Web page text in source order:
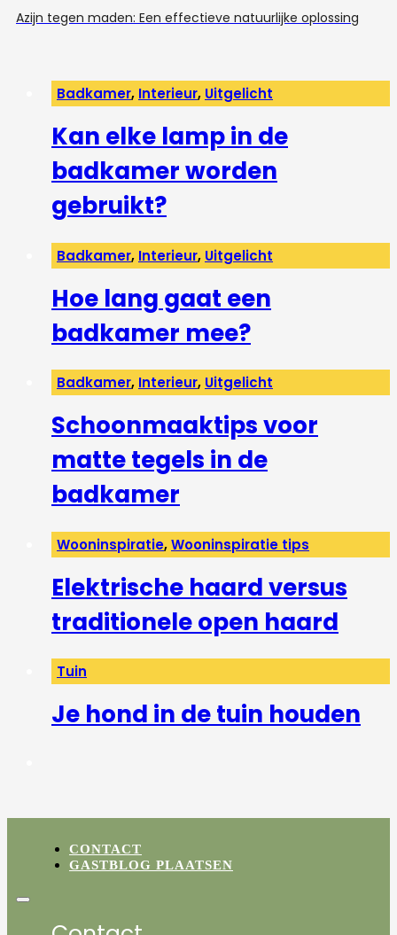
Azijn tegen maden: Een effectieve natuurlijke oplossing
Badkamer, Interieur, Uitgelicht
Kan elke lamp in de
badkamer worden
gebruikt?
Badkamer, Interieur, Uitgelicht
Hoe lang gaat een
badkamer mee?
Badkamer, Interieur, Uitgelicht
Schoonmaaktips voor
matte tegels in de
badkamer
Wooninspiratie,Wooninspiratie tips
Elektrische haard versus
traditionele open haard
Tuin
Je hond in de tuin houden
CONTACT
GASTBLOG PLAATSEN